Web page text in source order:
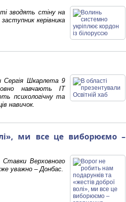
зводять стіну на
керівника
Сергія Шкарлета 9
навчають IT
психологічну та
навичок.
ми все це виборюємо –
Ставки Верховного
уважно – Донбас.